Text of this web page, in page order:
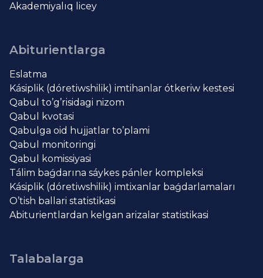
Akademiyalıq licey
Abiturientlarga
Eslatma
Kásiplik (dóretiwshilik) imtihanlar ótkeriw kestesi
Qabul to’g’risidagi nizom
Qabul kvotasi
Qabulga oid hujjatlar to’plami
Qabul monitoringi
Qabul komissiyasi
Tálim baǵdarına sáykes pánler kompleksi
Kásiplik (dóretiwshilik) imtixanlar baǵdarlamaları
O’tish ballari statistikasi
Abiturientlardan kelgan arizalar statistikasi
Talabalarga